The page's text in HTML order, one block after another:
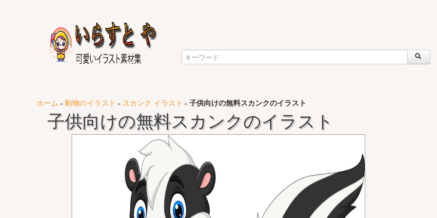
ホーム » 動物のイラスト » スカンク イラスト » 子供向けの無料スカンクのイラスト
子供向けの無料スカンクのイラスト